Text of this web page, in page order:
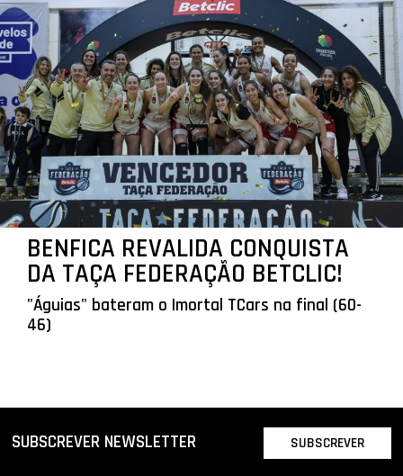
BENFICA REVALIDA CONQUISTA
DA TAÇA FEDERAÇÃO BETCLIC!
"Águias" bateram o Imortal TCars na final (60-
46)
SUBSCREVER NEWSLETTER SUBSCREVER